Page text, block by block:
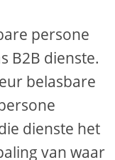
persone
B2B dienste.
belasbare
dienste het
van waar